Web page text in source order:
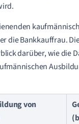
die Bankkauffrau.
darüber, wie die
von